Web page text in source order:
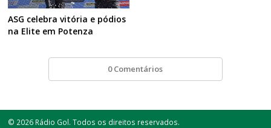
ASG celebra vitória e pódios
na Elite em Potenza
0 Comentários
© 2026 Rádio Gol. Todos os direitos reservados.